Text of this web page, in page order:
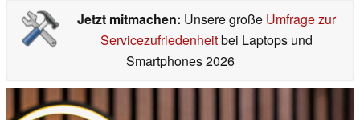
Jetzt mitmachen: Unsere große Umfrage zur
Servicezufriedenheitbei Laptops und
Smartphones 2026